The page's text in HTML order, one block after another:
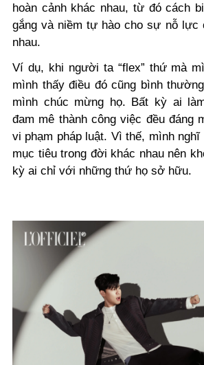
hoàn cảnh khác nhau, từ đó cách
gắng và niềm tự hào cho sự nỗ lực
nhau.
Ví dụ, khi người ta “flex” thứ mà
mình thấy điều đó cũng bình
mình chúc mừng họ. Bất kỳ ai
đam mê thành công việc đều đáng
vi phạm pháp luật. Vì thế, mình
mục tiêu trong đời khác nhau nên
kỳ ai chỉ với những thứ họ sở hữu.